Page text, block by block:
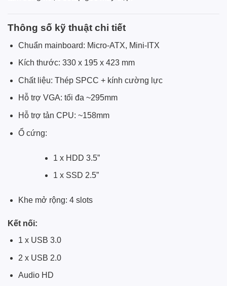
Thông số kỹ thuật chi tiết
Chuẩn mainboard: Micro-ATX, Mini-ITX
Kích thước: 330 x 195 x 423 mm
Chất liệu: Thép SPCC + kính cường lực
Hỗ trợ VGA: tối đa ~295mm
Hỗ trợ tản CPU: ~158mm
Ổ cứng:
1 x HDD 3.5”
1 x SSD 2.5”
Khe mở rộng: 4 slots
Kết nối:
1 x USB 3.0
2 x USB 2.0
Audio HD